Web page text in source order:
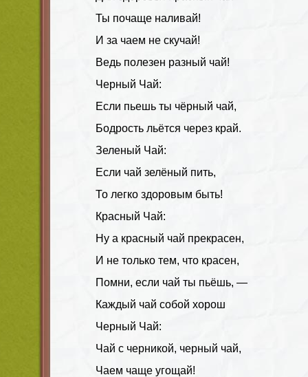
Ты почаще наливай!
И за чаем не скучай!
Ведь полезен разный чай!
Черный Чай:
Если пьешь ты чёрный чай,
Бодрость льётся через край.
Зеленый Чай:
Если чай зелёный пить,
То легко здоровым быть!
Красный Чай:
Ну а красный чай прекрасен,
И не только тем, что красен,
Помни, если чай ты пьёшь, —
Каждый чай собой хорош
Черный Чай:
Чай с черникой, черный чай,
Чаем чаще угощай!